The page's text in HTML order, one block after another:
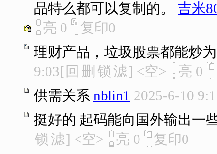
品特么都可以复制的。
吉米
亮 0 复印0
理财产品，垃圾股票都能炒
9:03[ 回 删 锁 滤] <空> 亮 0
供需关系 nblin1 2025-6-10
挺好的 起码能向国外输出一
锁 滤] <空> 亮 0 复印0